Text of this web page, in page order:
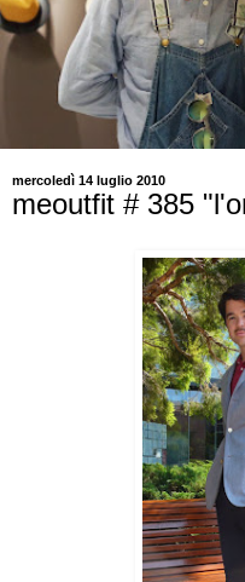
mercoledì 14 luglio 2010
meoutfit # 385